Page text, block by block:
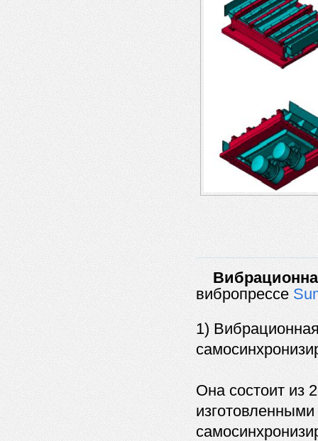
вибропрессе
1)
Она состоит из